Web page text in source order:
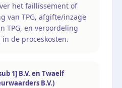
het faillissement of
van TPG, afgifte/inzage
TPG, en veroordeling
de proceskosten.
1] B.V. en Twaelf
B.V.)